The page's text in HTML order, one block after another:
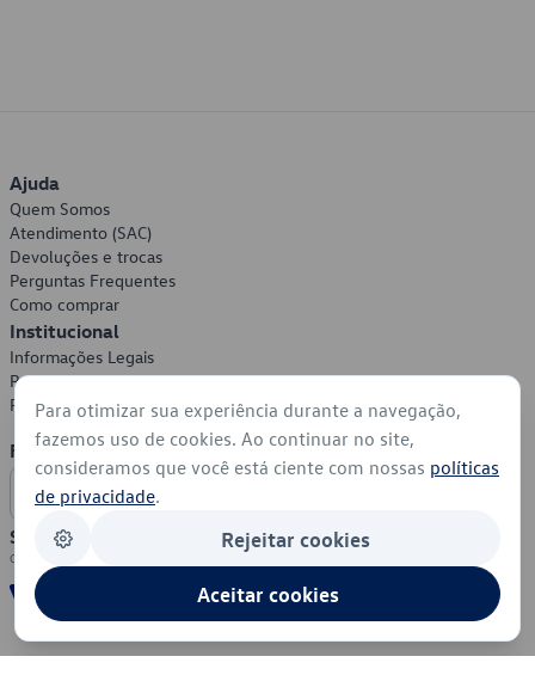
Ajuda
Quem Somos
Atendimento (SAC)
Devoluções e trocas
Perguntas Frequentes
Como comprar
Institucional
Informações Legais
Política de Privacidade
Política de Cookies
Formas de Pagamento
Segurança
Para otimizar sua experiência durante a navegação,
fazemos uso de cookies. Ao continuar no site,
consideramos que você está ciente com nossas políticas
de privacidade.
Rejeitar cookies
Aceitar cookies